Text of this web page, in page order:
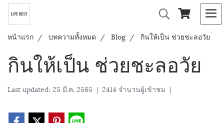
หน้าแรก บทความทั้งหมด Blog กินให้เป็น ช่วยชะลอวัย
กินให้เป็น ช่วยชะลอวัย
Last updated: 25 มี.ค. 2565 | 2414 จำนวนผู้เข้าชม |